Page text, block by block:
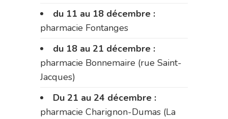
du 11 au 18 décembre :
pharmacie Fontanges
du 18 au 21 décembre :
pharmacie Bonnemaire (rue Saint-
Jacques)
Du 21 au 24 décembre :
pharmacie Charignon-Dumas (La